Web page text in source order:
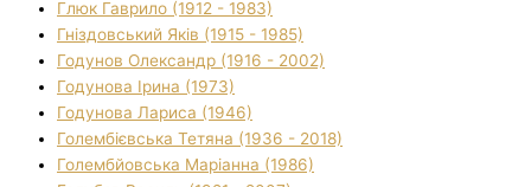
Глюк Гаврило (1912 - 1983)
Гніздовський Яків (1915 - 1985)
Годунов Олександр (1916 - 2002)
Годунова Ірина (1973)
Годунова Лариса (1946)
Голембієвська Тетяна (1936 - 2018)
Голембйовська Маріанна (1986)